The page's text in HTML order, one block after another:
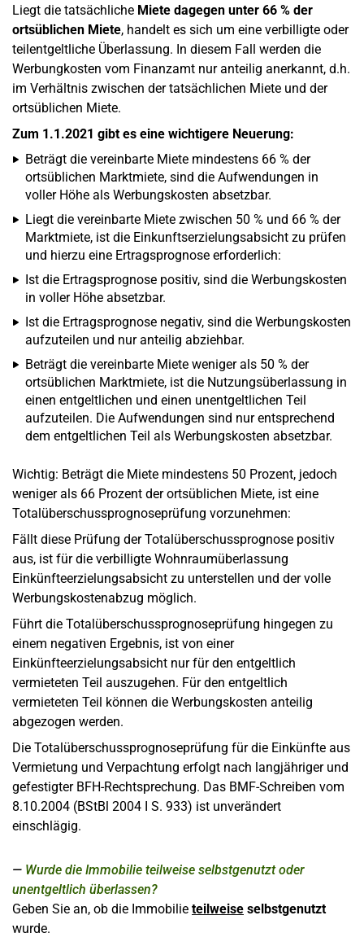
Liegt die tatsächliche Miete dagegen unter 66 % der
ortsüblichen Miete, handelt es sich um eine verbilligte oder
teilentgeltliche Überlassung. In diesem Fall werden die
Werbungkosten vom Finanzamt nur anteilig anerkannt, d.h.
im Verhältnis zwischen der tatsächlichen Miete und der
ortsüblichen Miete.
Zum 1.1.2021 gibt es eine wichtigere Neuerung:
Beträgt die vereinbarte Miete mindestens 66 % der
ortsüblichen Marktmiete, sind die Aufwendungen in
voller Höhe als Werbungskosten absetzbar.
Liegt die vereinbarte Miete zwischen 50 % und 66 % der
Marktmiete, ist die Einkunftserzielungsabsicht zu prüfen
und hierzu eine Ertragsprognose erforderlich:
Ist die Ertragsprognose positiv, sind die Werbungskosten
in voller Höhe absetzbar.
Ist die Ertragsprognose negativ, sind die Werbungskosten
aufzuteilen und nur anteilig abziehbar.
Beträgt die vereinbarte Miete weniger als 50 % der
ortsüblichen Marktmiete, ist die Nutzungsüberlassung in
einen entgeltlichen und einen unentgeltlichen Teil
aufzuteilen. Die Aufwendungen sind nur entsprechend
dem entgeltlichen Teil als Werbungskosten absetzbar.
Wichtig: Beträgt die Miete mindestens 50 Prozent, jedoch
weniger als 66 Prozent der ortsüblichen Miete, ist eine
Totalüberschussprognoseprüfung vorzunehmen:
Fällt diese Prüfung der Totalüberschussprognose positiv
aus, ist für die verbilligte Wohnraumüberlassung
Einkünfteerzielungsabsicht zu unterstellen und der volle
Werbungskostenabzug möglich.
Führt die Totalüberschussprognoseprüfung hingegen zu
einem negativen Ergebnis, ist von einer
Einkünfteerzielungsabsicht nur für den entgeltlich
vermieteten Teil auszugehen. Für den entgeltlich
vermieteten Teil können die Werbungskosten anteilig
abgezogen werden.
Die Totalüberschussprognoseprüfung für die Einkünfte aus
Vermietung und Verpachtung erfolgt nach langjähriger und
gefestigter BFH-Rechtsprechung. Das BMF-Schreiben vom
8.10.2004 (BStBl 2004 I S. 933) ist unverändert
einschlägig.
Wurde die Immobilie teilweise selbstgenutzt oder
unentgeltlich überlassen?
Geben Sie an, ob die Immobilie teilweise selbstgenutzt
wurde.